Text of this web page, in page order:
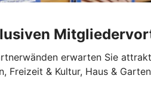
erwarten Sie
& Kultur, Haus &